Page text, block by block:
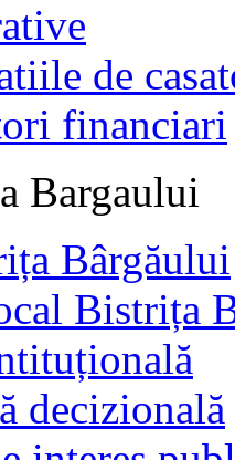
de
financiari
Bârgăului
Bistrița
decizională